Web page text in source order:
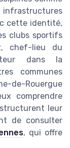
cette identité,
clubs sportifs
chef-lieu du
dans la
communes
de-Rouergue
comprendre
leur
de consulter
, qui offre